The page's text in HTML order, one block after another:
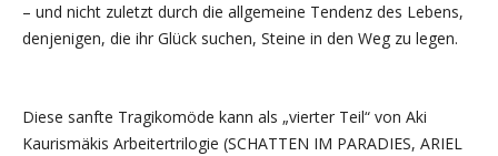
– und nicht zuletzt durch die allgemeine Tendenz des Lebens,
denjenigen, die ihr Glück suchen, Steine in den Weg zu legen.
Diese sanfte Tragikomöde kann als „vierter Teil“ von Aki
Kaurismäkis Arbeitertrilogie (SCHATTEN IM PARADIES, ARIEL